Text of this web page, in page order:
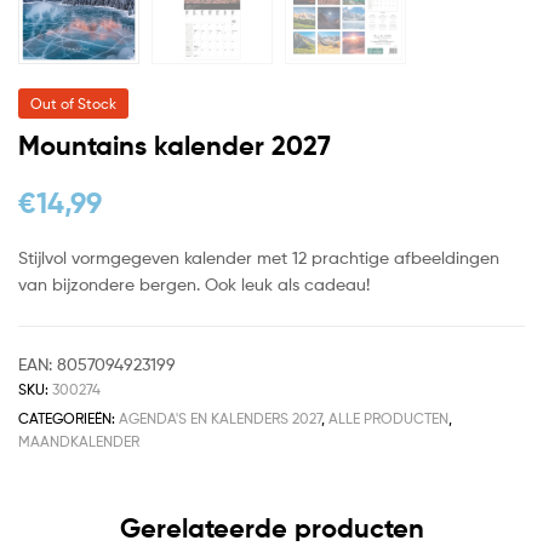
Out of Stock
Mountains kalender 2027
€14,99
Stijlvol vormgegeven kalender met 12 prachtige afbeeldingen
van bijzondere bergen. Ook leuk als cadeau!
EAN: 8057094923199
SKU: 300274
CATEGORIEËN: AGENDA'S EN KALENDERS 2027, ALLE PRODUCTEN
MAANDKALENDER
Gerelateerde producten